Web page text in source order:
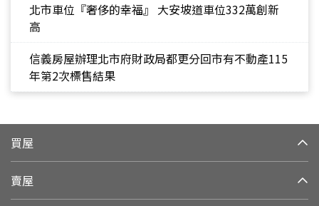
北市車位『奢侈的幸福』 大安坡道車位332萬創新
高
信義房屋辦理北市府財政局都更分回市有不動產115
年第2次標售結果
買屋
賣屋